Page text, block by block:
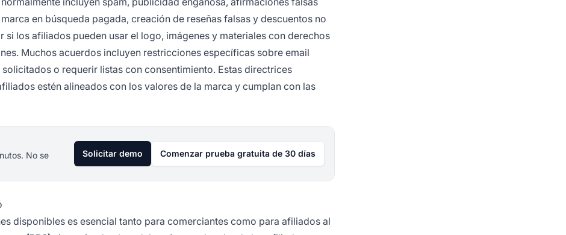
en búsqueda pagada, creación de reseñas falsas y descuentos no
los afiliados pueden usar el logo, imágenes y materiales con derechos
Muchos acuerdos incluyen restricciones específicas sobre email
o requerir listas con consentimiento. Estas directrices
estén alineados con los valores de la marca y cumplan con las
No se
Solicitar demo Comenzar prueba gratuita de 30 días
disponibles es esencial tanto para comerciantes como para afiliados al